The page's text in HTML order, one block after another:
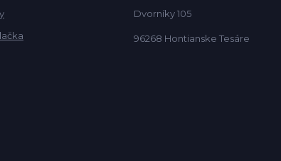
Dvorníky 105
96268 Hontianske Tesáre